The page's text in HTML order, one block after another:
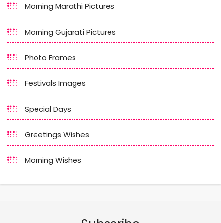
Morning Marathi Pictures
Morning Gujarati Pictures
Photo Frames
Festivals Images
Special Days
Greetings Wishes
Morning Wishes